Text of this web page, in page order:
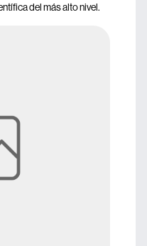
del más alto nivel.